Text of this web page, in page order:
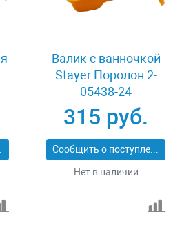
Валик с ванночкой
Stayer Поролон 2-
05438-24
315 руб.
Сообщить о поступлении
Нет в наличии